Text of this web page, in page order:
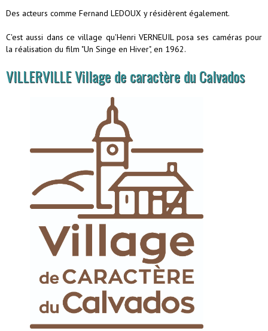
Des acteurs comme Fernand LEDOUX y résidèrent également.
C'est aussi dans ce village qu'Henri VERNEUIL posa ses caméras pour
la réalisation du film "Un Singe en Hiver", en 1962.
VILLERVILLE Village de caractère du Calvados